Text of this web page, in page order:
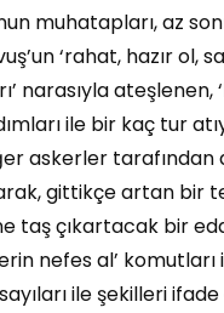
muhatapları, az
‘rahat, hazır ol,
narasıyla ateşlenen,
ile bir kaç tur
askerler
gittikçe artan bir
taş çıkartacak bir
nefes al’
sayıları ile şekilleri